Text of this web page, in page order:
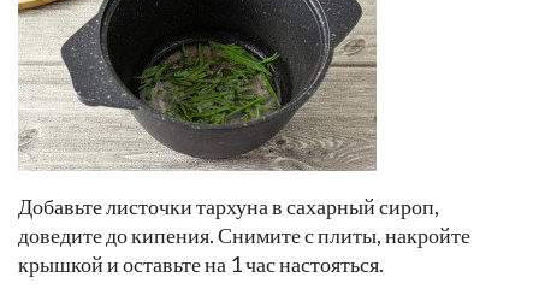
Добавьте листочки тархуна в сахарный сироп,
доведите до кипения. Снимите с плиты, накройте
крышкой и оставьте на 1 час настояться.